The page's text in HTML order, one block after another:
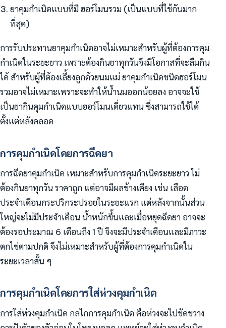
ยาคุมกำเนิดแบบที่มี ฮอร์โมนรวม (เป็นแบบที่ใช้กันมาก
ที่สุด)
การรับประทานยาคุมกำเนิดอาจไม่เหมาะสำหรับผู้ที่ต้องการคุม
กำเนิดในระยะยาว เพราะต้องกินยาทุกวันจึงมีโอกาสที่จะลืมกิน
ได้ สำหรับผู้ที่ต้องเลี้ยงลูกด้วยนมแม่ ยาคุมกำเนิดชนิดฮอร์โมน
รวมอาจไม่เหมาะเพราะจะทำให้น้ำนมออกน้อยลง อาจจะใช้
เป็นยากินคุมกำเนิดแบบฮอร์โมนเดี่ยวแทน ซึ่งสามารถใช้ได้
ตั้งแต่หลังคลอด
การคุมกำเนิดโดยการฉีดยา
การฉีดยาคุมกำเนิด เหมาะสำหรับการคุมกำเนิดระยะยาว ไม่
ต้องกินยาทุกวัน ราคาถูก แต่อาจมีผลข้างเคียง เช่น เลือด
ประจำเดือนกระปริกระปรอยในระยะแรก แต่หลังจากนั้นส่วน
ใหญ่จะไม่มีประจำเดือน น้ำหนักขึ้นและเมื่อหยุดฉีดยา อาจจะ
ต้องรอประมาณ 6 เดือนถึง 1 ปี จึงจะมีประจำเดือนและมีภาวะ
ตกไข่ตามปกติ จึงไม่เหมาะสำหรับผู้ที่ต้องการคุมกำเนิดใน
ระยะเวลาสั้น ๆ
การคุมกำเนิดโดยการใส่ห่วงคุมกำเนิด
การใส่ห่วงคุมกำเนิด กลไกการคุมกำเนิด คือห่วงจะไปขัดขวาง